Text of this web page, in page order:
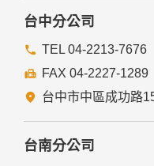
台中分公司
TEL 04-2213-7676
FAX 04-2227-1289
台中市中區成功路
台南分公司